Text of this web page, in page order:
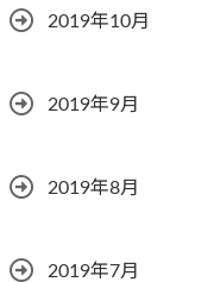
2019年10月
2019年9月
2019年8月
2019年7月